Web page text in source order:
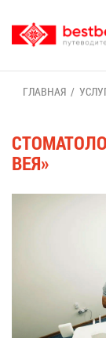
ГЛАВ­НАЯ
ВЕЯ»